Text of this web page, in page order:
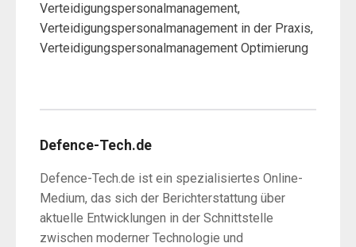
Verteidigungspersonalmanagement,
Verteidigungspersonalmanagement in der Praxis,
Verteidigungspersonalmanagement Optimierung
Defence-Tech.de
Defence-Tech.de ist ein spezialisiertes Online-
Medium, das sich der Berichterstattung über
aktuelle Entwicklungen in der Schnittstelle
zwischen moderner Technologie und